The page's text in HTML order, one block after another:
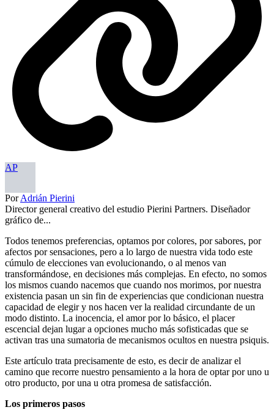
AP
PorAdrián Pierini
Director general creativo del estudio Pierini Partners. Diseñador
gráfico de...
Todos tenemos preferencias, optamos por colores, por sabores, por
afectos por sensaciones, pero a lo largo de nuestra vida todo este
cúmulo de elecciones van evolucionando, o al menos van
transformándose, en decisiones más complejas. En efecto, no somos
los mismos cuando nacemos que cuando nos morimos, por nuestra
existencia pasan un sin fin de experiencias que condicionan nuestra
capacidad de elegir y nos hacen ver la realidad circundante de un
modo distinto. La inocencia, el amor por lo básico, el placer
escencial dejan lugar a opciones mucho más sofisticadas que se
activan tras una sumatoria de mecanismos ocultos en nuestra psiquis.
Este artículo trata precisamente de esto, es decir de analizar el
camino que recorre nuestro pensamiento a la hora de optar por uno u
otro producto, por una u otra promesa de satisfacción.
Los primeros pasos